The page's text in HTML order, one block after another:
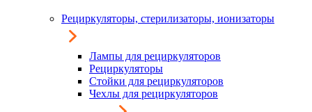
Рециркуляторы, стерилизаторы, ионизаторы
Лампы для рециркуляторов
Рециркуляторы
Стойки для рециркуляторов
Чехлы для рециркуляторов